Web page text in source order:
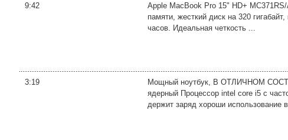
9:42
Apple MacBook Pro 15" HD+
памяти, жесткий диск на 320
часов. Идеальная четкость ...
3:19
Мощный ноутбук, В ОТЛИЧНОМ
ядерный Процессор intel core i5 с
держит заряд хороши использование в